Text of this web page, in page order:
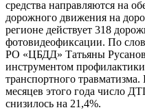
средства направляются на
дорожного движения на
регионе действует 318
фотовидеофиксации. По
РО «ЦБДД» Татьяны
инструментом
транспортного
месяцев этого года число
снизилось на 21,4%.